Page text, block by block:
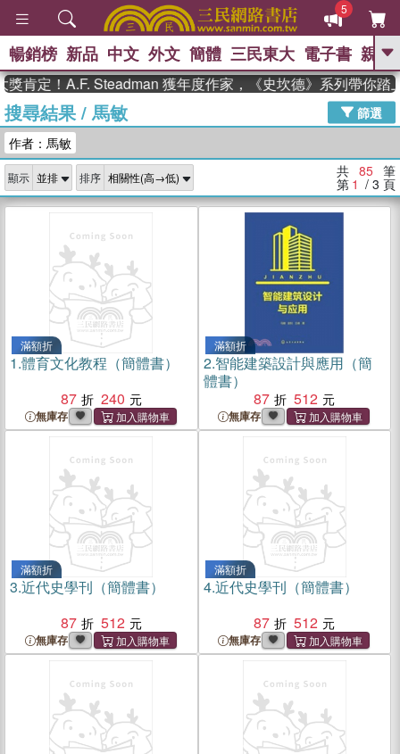
5
GO
高希均教授回憶錄
、 The Odyssey 、 父親節 、 如果歷
獎 臺灣漫遊錄 、 方念華 、 台灣的李
登輝時代
數學女孩：黎曼猜想 、
偉大的迷走神經
暢銷榜 新品 中文 外文 簡體 三民東大 電子書 親子
！A.F. Steadman 獲年度作家，《史坎德》系列帶你踏上熱血
搜尋結果/ 馬敏
篩選
作者：馬敏
顯示 排序 共 85 筆
第 1 / 3 頁
滿額折
1.體育文化教程（簡體書）
87
240
無庫存
滿額折
2.智能建築設計與應用（簡
體書）
87
512
無庫存
滿額折
3.近代史學刊（簡體書）
87
512
無庫存
滿額折
4.近代史學刊（簡體書）
87
512
無庫存